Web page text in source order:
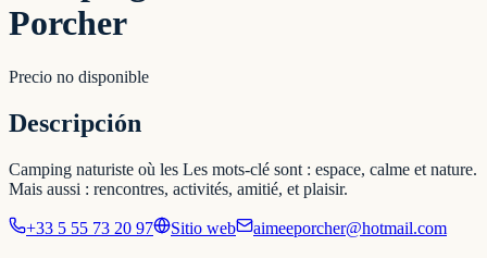
Porcher
Precio no disponible
Descripción
Camping naturiste où les Les mots-clé sont : espace, calme et nature.
Mais aussi : rencontres, activités, amitié, et plaisir.
+33 5 55 73 20 97 Sitio web aimeeporcher@hotmail.com